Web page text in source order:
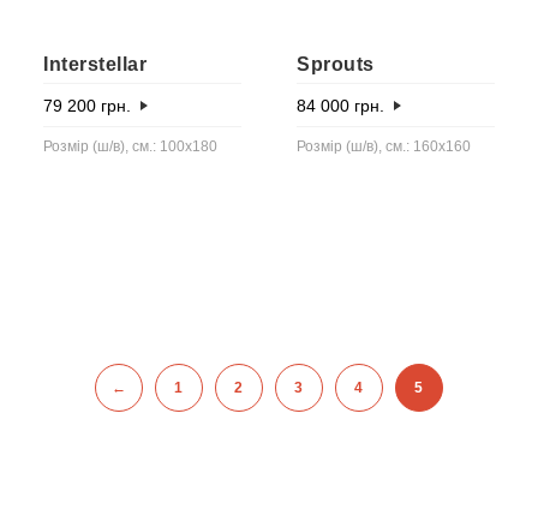
Interstellar
79 200 грн.
Розмір (ш/в), см.: 100х180
Sprouts
84 000 грн.
Розмір (ш/в), см.: 160x160
← 1 2 3 4 5